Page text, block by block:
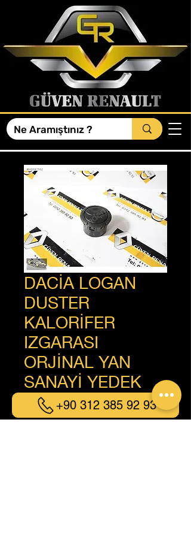
DACİA LOGAN
DUSTER
KALORİFER
IZGARASI
ORJİNAL YAN
SANAYİ YEDEK
PARÇA+90 312 385 92 93